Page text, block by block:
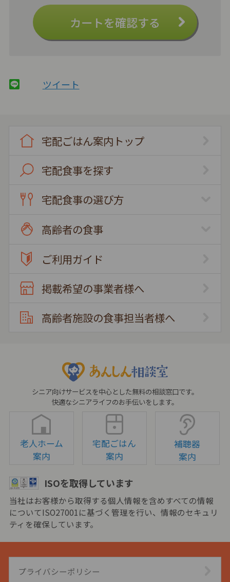
カートを確認する
ツイート
宅配ごはん案内トップ
宅配食事を探す
宅配食事の選び方
高齢者の食事
ご利用ガイド
掲載希望の事業者様へ
高齢者施設の食事担当者様へ
シニア向けサービスを中心とした無料の相談窓口です。
快適なシニアライフのお手伝いをします。
老人ホーム
案内
宅配ごはん
案内
補聴器
案内
ISOを取得しています
当社はお客様から取得する個人情報を含めすべての情報
についてISO27001に基づく管理を行い、情報のセキュリ
ティを確保しています。
プライバシーポリシー